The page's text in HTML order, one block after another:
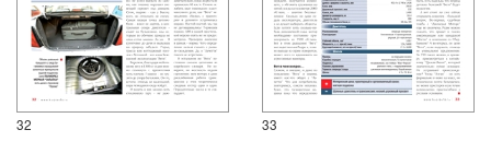
32 33